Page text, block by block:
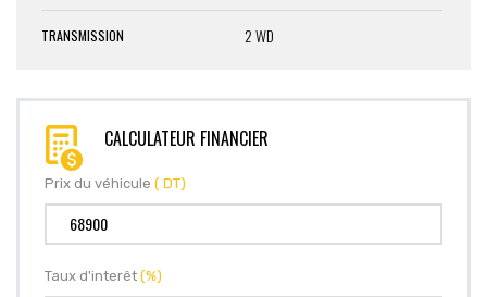
TRANSMISSION 2 WD
CALCULATEUR FINANCIER
Prix du véhicule ( DT)
Taux d'interêt (%)